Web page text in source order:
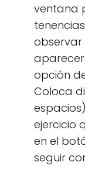
ventana
opción
Coloca
ejercicio
en el
seguir